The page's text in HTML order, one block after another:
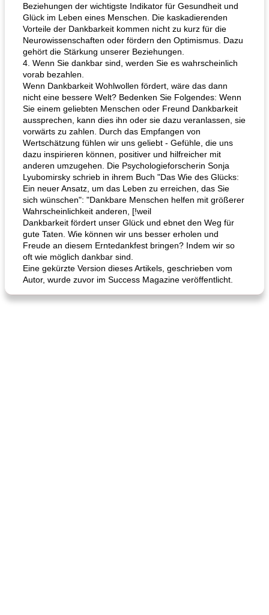
Beziehungen der wichtigste Indikator für Gesundheit und
Glück im Leben eines Menschen. Die kaskadierenden
Vorteile der Dankbarkeit kommen nicht zu kurz für die
Neurowissenschaften oder fördern den Optimismus. Dazu
gehört die Stärkung unserer Beziehungen.
4. Wenn Sie dankbar sind, werden Sie es wahrscheinlich
vorab bezahlen.
Wenn Dankbarkeit Wohlwollen fördert, wäre das dann
nicht eine bessere Welt? Bedenken Sie Folgendes: Wenn
Sie einem geliebten Menschen oder Freund Dankbarkeit
aussprechen, kann dies ihn oder sie dazu veranlassen, sie
vorwärts zu zahlen. Durch das Empfangen von
Wertschätzung fühlen wir uns geliebt - Gefühle, die uns
dazu inspirieren können, positiver und hilfreicher mit
anderen umzugehen. Die Psychologieforscherin Sonja
Lyubomirsky schrieb in ihrem Buch "Das Wie des Glücks:
Ein neuer Ansatz, um das Leben zu erreichen, das Sie
sich wünschen": "Dankbare Menschen helfen mit größerer
Wahrscheinlichkeit anderen, [!weil
Dankbarkeit fördert unser Glück und ebnet den Weg für
gute Taten. Wie können wir uns besser erholen und
Freude an diesem Erntedankfest bringen? Indem wir so
oft wie möglich dankbar sind.
Eine gekürzte Version dieses Artikels, geschrieben vom
Autor, wurde zuvor im Success Magazine veröffentlicht.